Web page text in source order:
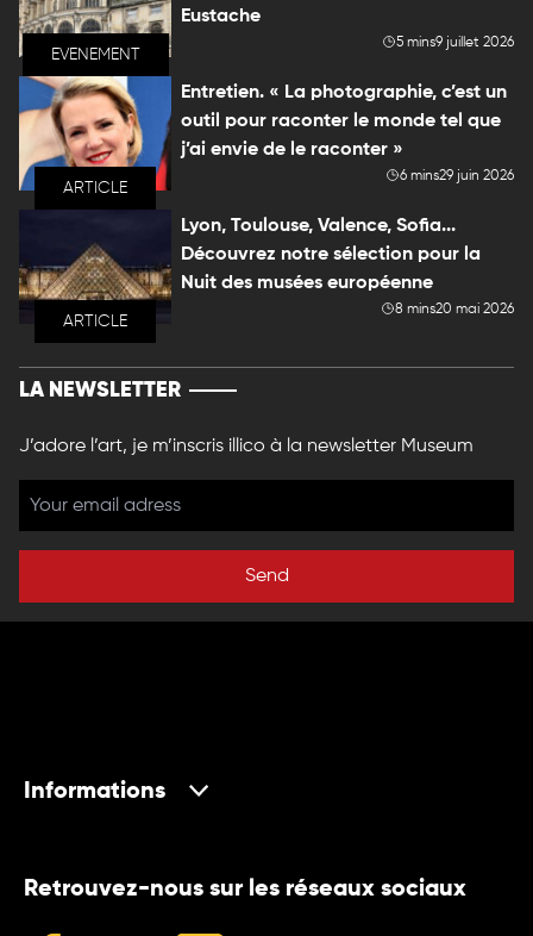
EVENEMENT
Eustache
5 mins9 juillet 2026
ARTICLE
Entretien. « La photographie, c’est un
outil pour raconter le monde tel que
j’ai envie de le raconter »
6 mins29 juin 2026
ARTICLE
Lyon, Toulouse, Valence, Sofia...
Découvrez notre sélection pour la
Nuit des musées européenne
8 mins20 mai 2026
LA NEWSLETTER
J’adore l’art, je m’inscris illico à la newsletter Museum
Send
Informations
Retrouvez-nous sur les réseaux sociaux